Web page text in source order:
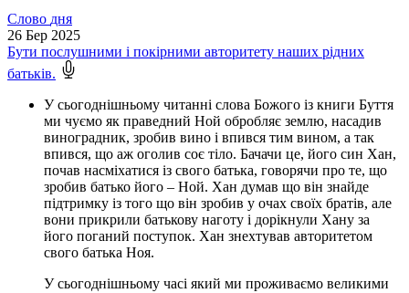
Слово дня
26 Бер 2025
Бути послушними і покірними авторитету наших рідних
батьків.
У сьогоднішньому читанні слова Божого із книги Буття
ми чуємо як праведний Ной обробляє землю, насадив
виноградник, зробив вино і впився тим вином, а так
впився, що аж оголив соє тіло. Бачачи це, його син Хан,
почав насміхатися із свого батька, говорячи про те, що
зробив батько його – Ной. Хан думав що він знайде
підтримку із того що він зробив у очах своїх братів, але
вони прикрили батькову наготу і дорікнули Хану за
його поганий поступок. Хан знехтував авторитетом
свого батька Ноя.
У сьогоднішньому часі який ми проживаємо великими